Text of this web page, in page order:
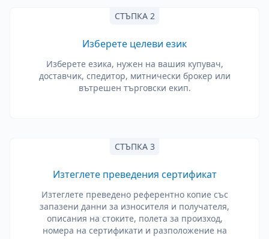
СТЪПКА 2
Изберете целеви език
Изберете езика, нужен на вашия купувач,
доставчик, спедитор, митнически брокер или
вътрешен търговски екип.
СТЪПКА 3
Изтеглете преведения сертификат
Изтеглете преведено референтно копие със
запазени данни за износителя и получателя,
описания на стоките, полета за произход,
номера на сертификати и разположение на